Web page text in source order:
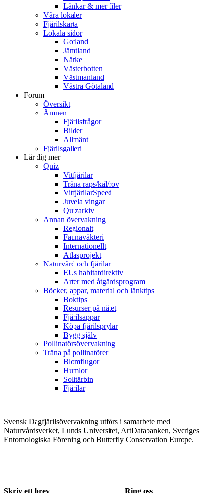
Länkar & mer filer
Våra lokaler
Fjärilskarta
Lokala sidor
Gotland
Jämtland
Närke
Västerbotten
Västmanland
Västra Götaland
Forum
Översikt
Ämnen
Fjärilsfrågor
Bilder
Allmänt
Fjärilsgalleri
Lär dig mer
Quiz
Vitfjärilar
Träna raps/kål/rov
VitfjärilarSpeed
Juvela vingar
Quizarkiv
Annan övervakning
Regionalt
Faunaväkteri
Internationellt
Atlasprojekt
Naturvård och fjärilar
EUs habitatdirektiv
Arter med åtgärdsprogram
Böcker, appar, material och länktips
Boktips
Resurser på nätet
Fjärilsappar
Köpa fjärilsprylar
Bygg själv
Pollinatörsövervakning
Träna på pollinatörer
Blomflugor
Humlor
Solitärbin
Fjärilar
Svensk Dagfjärilsövervakning utförs i samarbete med
Naturvårdsverket, Lunds Universitet, ArtDatabanken, Sveriges
Entomologiska Förening och Butterfly Conservation Europe.
Skriv ett brev Ring oss